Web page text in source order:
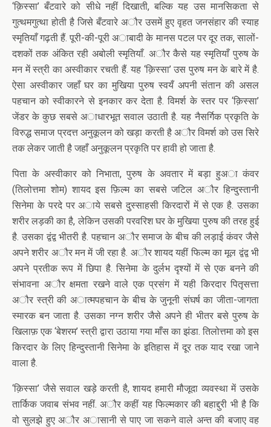
‘क़िस्सा’ बँटवारे को सीधे नहीं दिखाती, बल्कि यह उस मानसिकता से
गुत्थमगुत्था होती है जिसे बँटवारे अौर उसमें हुए वृहत जनसंहार की स्याह
स्मृतियाँ गढ़ती हैं. पूरी-की-पूरी अाबादी के मानस पटल पर दूर तक, सालों-
दशकों तक अंकित रही अबोली स्मृतियाँ. अौर कैसे यह स्मृतियाँ पुरुष के
मन में स्त्री का अस्वीकार रचती हैं. यह ‘क़िस्सा’ उस पुरुष मन के बारे में है.
ऐसा अस्वीकार जहाँ घर का मुखिया पुरुष स्वयँ अपनी संतान की असल
पहचान को स्वीकारने से इनकार कर देता है. विमर्श के स्तर पर ‘क़िस्सा’
जेंडर के कुछ सबसे अाधारभूत सवाल उठाती है. यह नैसर्गिक प्रकृति के
विरुद्ध समाज प्रदत्त अनुकूलन को खड़ा करती है अौर विमर्श को उस सिरे
तक लेकर जाती है जहाँ अनुकूलन प्रकृति पर हावी हो जाता है.
पिता के अस्वीकार को निभाता, पुरुष के अवतार में बड़ा हुअा कंवर
(तिलोत्तमा शोम) शायद इस फ़िल्म का सबसे जटिल अौर हिन्दुस्तानी
सिनेमा के परदे पर अाये सबसे दुस्साहसी किरदारों में से एक है. उसका
शरीर लड़की का है, लेकिन उसकी परवरिश घर के मुखिया पुरुष की तरह हुई
है. उसका द्वंद्व भीतरी है. पहचान अौर समाज के बीच की लड़ाई कंवर जैसे
अपने शरीर अौर मन में जी रहा है. अौर शायद यहीं फिल्म का मूल द्वंद्व भी
अपने प्रतीक रूप में छिपा है. सिनेमा के दुर्लभ दृश्यों में से एक बनने की
संभावना अौर क्षमता रखने वाले एक प्रसंग में यही किरदार पितृसत्ता
अौर स्त्री की अात्मपहचान के बीच के जुनूनी संघर्ष का जीता-जागता
स्मारक बन जाता है. उसका नग्न शरीर जैसे अपने ही भीतर बसे पुरुष के
खिलाफ़ एक ‘बेशरम’ स्त्री द्वारा उठाया गया माँस का झंडा. तिलोत्तमा को इस
किरदार के लिए हिन्दुस्तानी सिनेमा के इतिहास में दूर तक याद रखा जाने
वाला है.
‘क़िस्सा’ जैसे सवाल खड़े करती है, शायद हमारी मौजूदा व्यवस्था में उसके
तार्किक जवाब संभव नहीं. अौर कहीं यह फिल्मकार की बहाद्दुरी भी है कि
वो सुलझे हुए अौर अासानी से पाए जा सकने वाले अन्त की बजाए वह